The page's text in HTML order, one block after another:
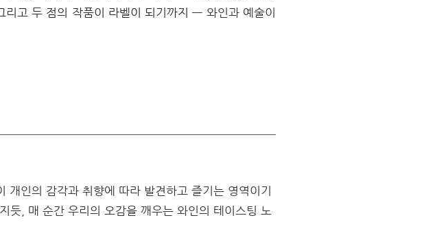
고 두 점의 작품이 라벨이 되기까지 — 와인과 예술이
인의 감각과 취향에 따라 발견하고 즐기는 영역이기
듯, 매 순간 우리의 오감을 깨우는 와인의 테이스팅 노